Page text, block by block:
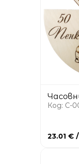
Код: C-
23.01 €